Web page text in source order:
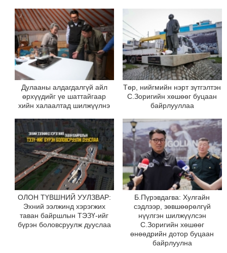
Дулааны алдагдалгүй айл
өрхүүдийг үе шаттайгаар
хийн халаалтад шилжүүлнэ
Төр, нийгмийн нэрт зүтгэлтэн
С.Зоригийн хөшөөг буцаан
байрлууллаа
ОЛОН ТҮВШНИЙ УУЛЗВАР:
Эхний ээлжинд хэрэгжих
таван байршлын ТЭЗҮ-ийг
бүрэн боловсруулж дууслаа
Б.Пүрэвдагва: Хулгайн
сэдлээр, зөвшөөрөлгүй
нүүлгэн шилжүүлсэн
С.Зоригийн хөшөөг
өнөөдрийн дотор буцаан
байрлуулна